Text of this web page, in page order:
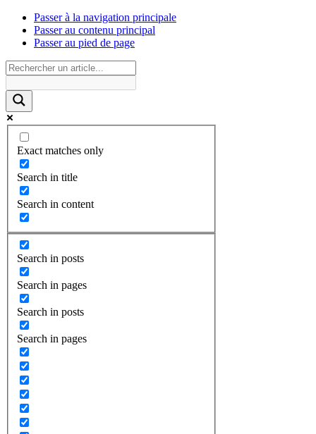
Passer à la navigation principale
Passer au contenu principal
Passer au pied de page
Exact matches only
Search in title
Search in content
Search in posts
Search in pages
Search in posts
Search in pages